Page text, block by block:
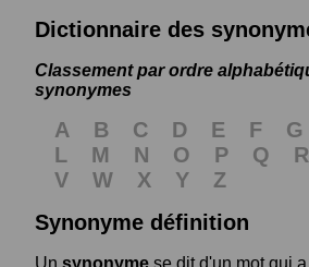
Dictionnaire des
Classement par ordre
synonymes
A B C D E F G
L
M N O P Q R
V
W X Y
Z
Synonyme définition
Un synonyme se dit d'un mot qui